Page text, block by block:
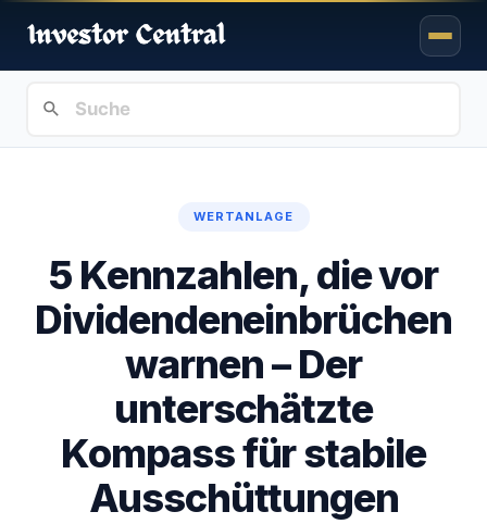
WERTANLAGE
5 Kennzahlen, die vor
Dividendeneinbrüchen
warnen – Der
unterschätzte
Kompass für stabile
Ausschüttungen